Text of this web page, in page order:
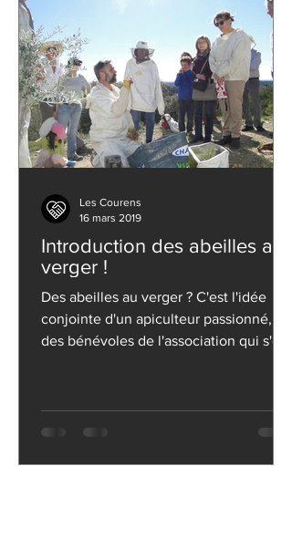
Introduction des abeilles au
verger !
Des abeilles au verger ? C'est l'idée
conjointe d'un apiculteur passionné, et
des bénévoles de l'association qui s'est
Les Courens
16 mars 2019